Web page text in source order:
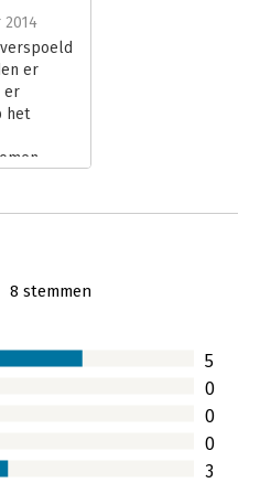
impact op merkbelevenis
Emile Lancée (Vrije
Management School) strooit
en zeer bruikbare
feitjes en (zeer!)
was al hot. Na het lezen van dit
er
er
het
8 stemmen
5
0
0
0
3